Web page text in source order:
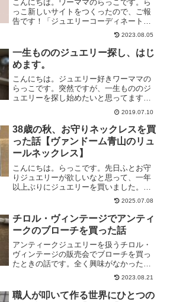
こんにちは。ワーママのらっこです。ら
っこ新しいサイトをつくったので、ご報
告です！「ジュエリーコーディネートガ
イド」というサイトです。（画像クリッ
クで飛びます）ちょっと前にTwitterでこ
んなことをつぶやいた、このサイトで
す。6月から仕事を...
2023.08.05
一生もののジュエリー探し、はじ
めます。
こんにちは。ジュエリー好きワーママの
らっこです。突然ですが、一生もののジ
ュエリーを探し始めたいと思ってます。
ここ最近、バロックパールのピアスを作
ってみたり、ゴールデンパールのピアス
を買ってみたり、自分の中でのジュエリ
ー熱が高くなってきてまし...
2019.07.10
38歳の秋、お守りネックレスを買
った話【ヴァンドーム青山のリュ
ールネックレス】
こんにちは。らっこです。先日ふとお守
りジュエリーが欲しいなと思って、一年
以上ぶりにジュエリーを買いました。ゲ
ットしたのはヴァンドーム青山のシンプ
ルなネックレスです。こちら。公式サイ
トはこちら↓ダイヤモンド リュール ネッ
クレスヴァンドーム青...
2025.07.08
チロル・ヴィンテージでアンティ
ークのブローチを買った話
アンティークジュエリーを扱うチロル・
ヴィンテージの販売会でブローチを買っ
たときの話です。全く興味がなかったア
ンティークジュエリーに惹かれるように
2023.08.21
職人が叩いて作る世界にひとつの